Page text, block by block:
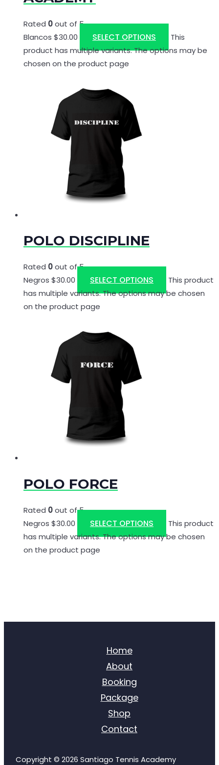
Rated 0out of 5
Blancos $30.00 SELECT OPTIONS
This
product has multiple variants. The options may be
chosen on the product page
POLO DISCIPLINE
Rated 0out of 5
Negros $30.00 SELECT OPTIONS
This product
has multiple variants. The options may be chosen
on the product page
POLO FORCE
Rated 0out of 5
Negros $30.00 SELECT OPTIONS
This product
has multiple variants. The options may be chosen
on the product page
Home
About
Booking
Package
Shop
Contact
Copyright © 2026 Santiago Tennis Academy